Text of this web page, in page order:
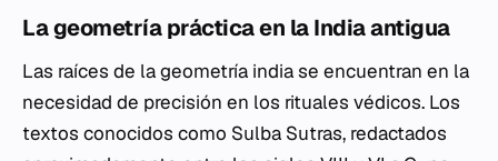
La geometría práctica en la India antigua
Las raíces de la geometría india se encuentran en la
necesidad de precisión en los rituales védicos. Los
textos conocidos como Sulba Sutras, redactados